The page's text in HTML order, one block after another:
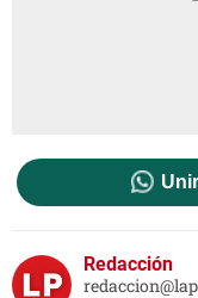
Redacción